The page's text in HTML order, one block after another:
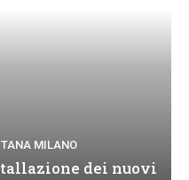
MILANO
dei nuovi